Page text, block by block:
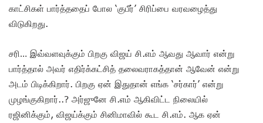
காட்சிகள் பார்த்ததைப் போல ‘குபீர்’ சிரிப்பை வரவழைத்து
விடுகிறது.
சரி… இவ்வளவுக்கும் பிறகு விஜய் சி.எம் ஆவது ஆவார் என்று
பார்த்தால் அவர் எதிர்க்கட்சித் தலைவராகத்தான் ஆவேன் என்று
அடம் பிடிக்கிறார். பிறகு ஏன் இதுதான் எங்க ‘சர்கார்’ என்று
முழங்குகிறார்..? அர்ஜுனே சி.எம் ஆகிவிட்ட நிலையில்
ரஜினிக்கும், விஜய்க்கும் சினிமாவில் கூட சி.எம். ஆக ஏன்